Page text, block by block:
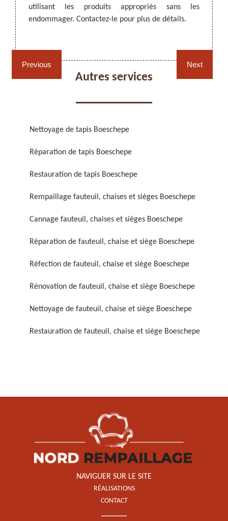
Rempaillage fauteuil,
Cannage fauteuil, chaises
Réparation de fauteuil,
chaise et siège 59
Rénovation de fauteuil,
Nettoyage de fauteuil,
Previous
utilisant les produits appropriés sans les
endommager. Contactez-le pour plus de détails.
Next
Autres services
Nettoyage de tapis Boeschepe
Réparation de tapis Boeschepe
Restauration de tapis Boeschepe
Rempaillage fauteuil, chaises et sièges Boeschepe
Cannage fauteuil, chaises et sièges Boeschepe
Réparation de fauteuil, chaise et siège Boeschepe
Réfection de fauteuil, chaise et siège Boeschepe
Rénovation de fauteuil, chaise et siège Boeschepe
Nettoyage de fauteuil, chaise et siège Boeschepe
Restauration de fauteuil, chaise et siège Boeschepe
NAVIGUER SUR LE SITE
RÉALISATIONS
CONTACT